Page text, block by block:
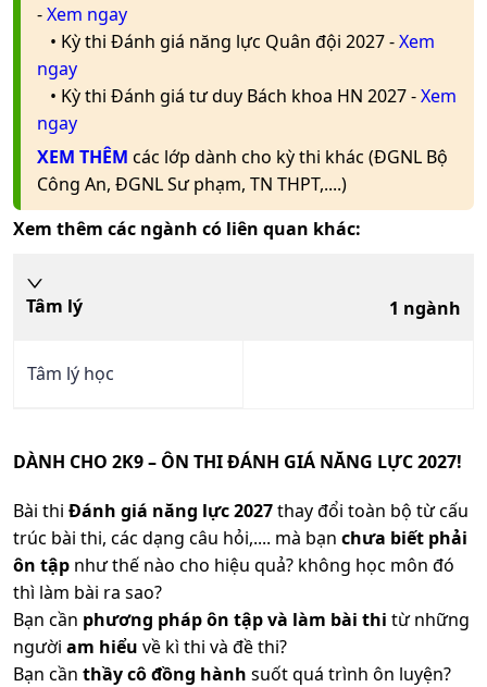
Đại Học
Sư Phạm
Thái
Nguyên
Tâm lý
học
dục
Tâm lý
học
dục
C00;
X70
26.11
Đại Học
Cần Thơ
dục
Trường
Đại Học
Sư Phạm
Huế
Tâm lý
học
giáo
dục
B00;
C00;
C20;
X01;
X70;
X74
Nguyên
Đại Học Cần
Thơ
Trường Đại Học
Sư Phạm Huế
ngành
SPHNĐGNL SPHCMƯu
Tiên
Xem
Trường Đại Học
1
ĐT THPT ĐGNL
Trường Đại Học
Trường Đại Học
Trường Đại Học
Vinh
1
ngành
Trường Đại Học
Đồng Tháp
1
ngành
ĐT THPTĐGNL
HCMHọc BạƯu TiênV-
Xem
Trường Đại Học
Tây Nguyên
1
ngành
ĐT THPTĐGNL
HCM
Riêng Ưu Tiên
-Xem ngay
• Kỳ thi Đánh giá năng lực Quân đội 2027 -Xem
ngay
• Kỳ thi Đánh giá tư duy Bách khoa HN 2027 -Xem
ngay
XEM THÊM các lớp dành cho kỳ thi khác (ĐGNL Bộ
Công An, ĐGNL Sư phạm, TN THPT,....)
Xem thêm các ngành có liên quan khác:
Tâm lý 1 ngành
Tâm lý học
DÀNH CHO 2K9 – ÔN THI ĐÁNH GIÁ NĂNG LỰC 2027!
Bài thi Đánh giá năng lực 2027thay đổi toàn bộ từ cấu
trúc bài thi, các dạng câu hỏi,.... mà bạn chưa biết phải
ôn tập như thế nào cho hiệu quả? không học môn đó
thì làm bài ra sao?
Bạn cần phương pháp ôn tập và làm bài thi từ những
người am hiểu về kì thi và đề thi?
Bạn cần thầy cô đồng hành suốt quá trình ôn luyện?